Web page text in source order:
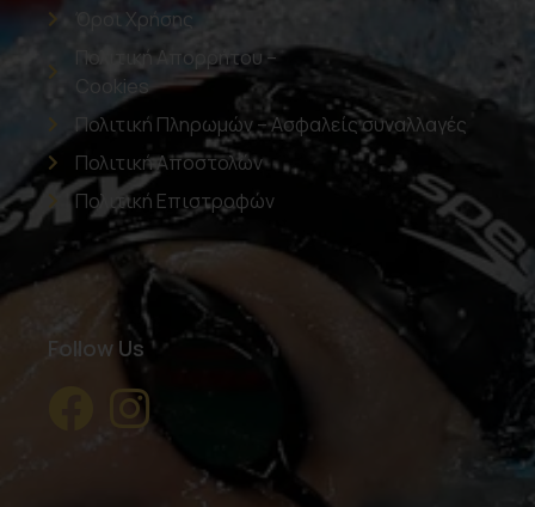
Όροι Χρήσης
Πολιτική Απορρήτου –
Cookies
Πολιτική Πληρωμών – Ασφαλείς συναλλαγές
Πολιτική Αποστολών
Πολιτική Επιστροφών
Follow Us